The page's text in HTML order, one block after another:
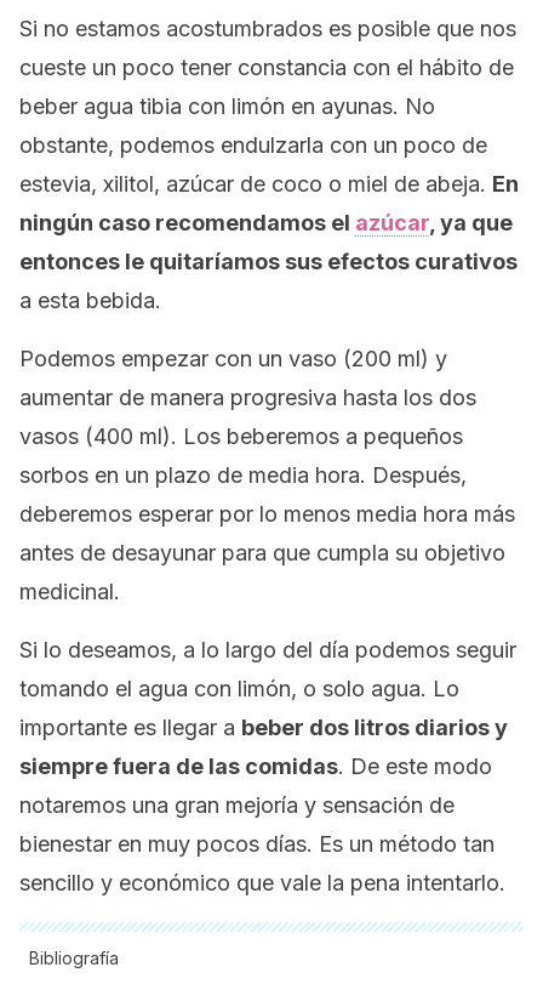
Si no estamos acostumbrados es posible que nos
cueste un poco tener constancia con el hábito de
beber agua tibia con limón en ayunas. No
obstante, podemos endulzarla con un poco de
estevia, xilitol, azúcar de coco o miel de abeja. En
ningún caso recomendamos el azúcar , ya que
entonces le quitaríamos sus efectos curativos
a esta bebida.
Podemos empezar con un vaso (200 ml) y
aumentar de manera progresiva hasta los dos
vasos (400 ml). Los beberemos a pequeños
sorbos en un plazo de media hora. Después,
deberemos esperar por lo menos media hora más
antes de desayunar para que cumpla su objetivo
medicinal.
Si lo deseamos, a lo largo del día podemos seguir
tomando el agua con limón, o solo agua. Lo
importante es llegar a beber dos litros diarios y
siempre fuera de las comidas. De este modo
notaremos una gran mejoría y sensación de
bienestar en muy pocos días. Es un método tan
sencillo y económico que vale la pena intentarlo.
Bibliografía